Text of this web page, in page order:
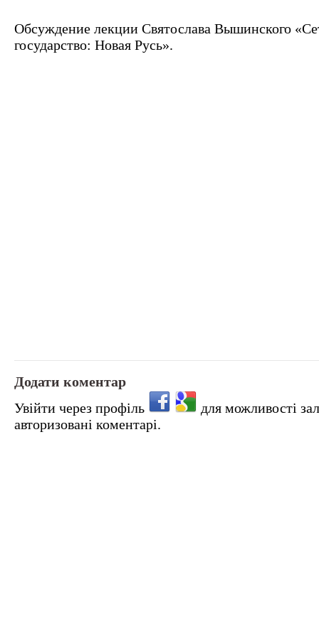
Обсуждение лекции Святослава Вышинского
государство: Новая Русь».
Додати коментар
Увійти через профіль
для можливості
авторизовані коментарі.